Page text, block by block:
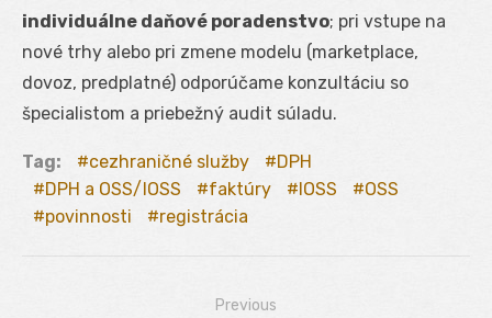
individuálne daňové poradenstvo; pri vstupe na
nové trhy alebo pri zmene modelu (marketplace,
dovoz, predplatné) odporúčame konzultáciu so
špecialistom a priebežný audit súladu.
Tag: cezhraničné služby
DPH
DPH a OSS/IOSS
faktúry IOSS
OSS
povinnosti
registrácia
Previous